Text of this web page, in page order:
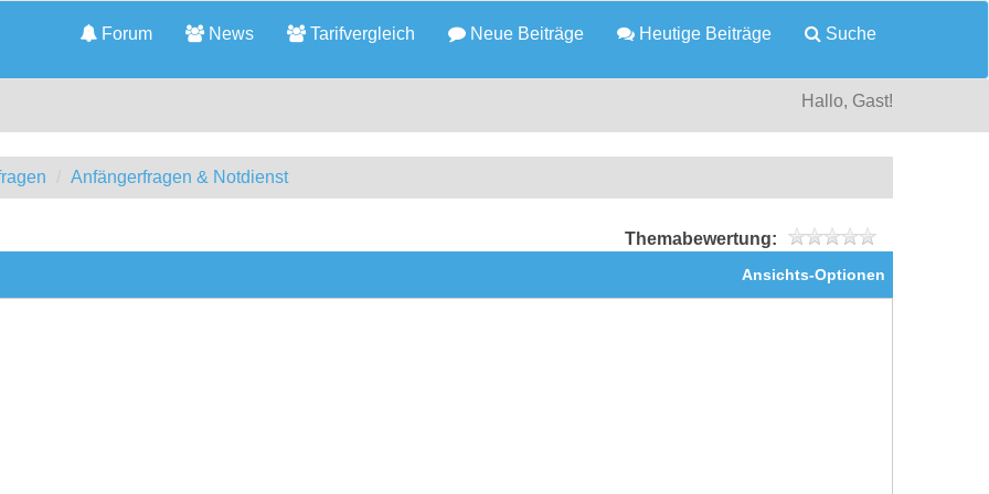
Forum News Tarifvergleich Neue Beiträge Heutige Beiträge Suche
Hallo, Gast!
Anfängerfragen & Notdienst
Themabewertung:
Ansichts-Optionen